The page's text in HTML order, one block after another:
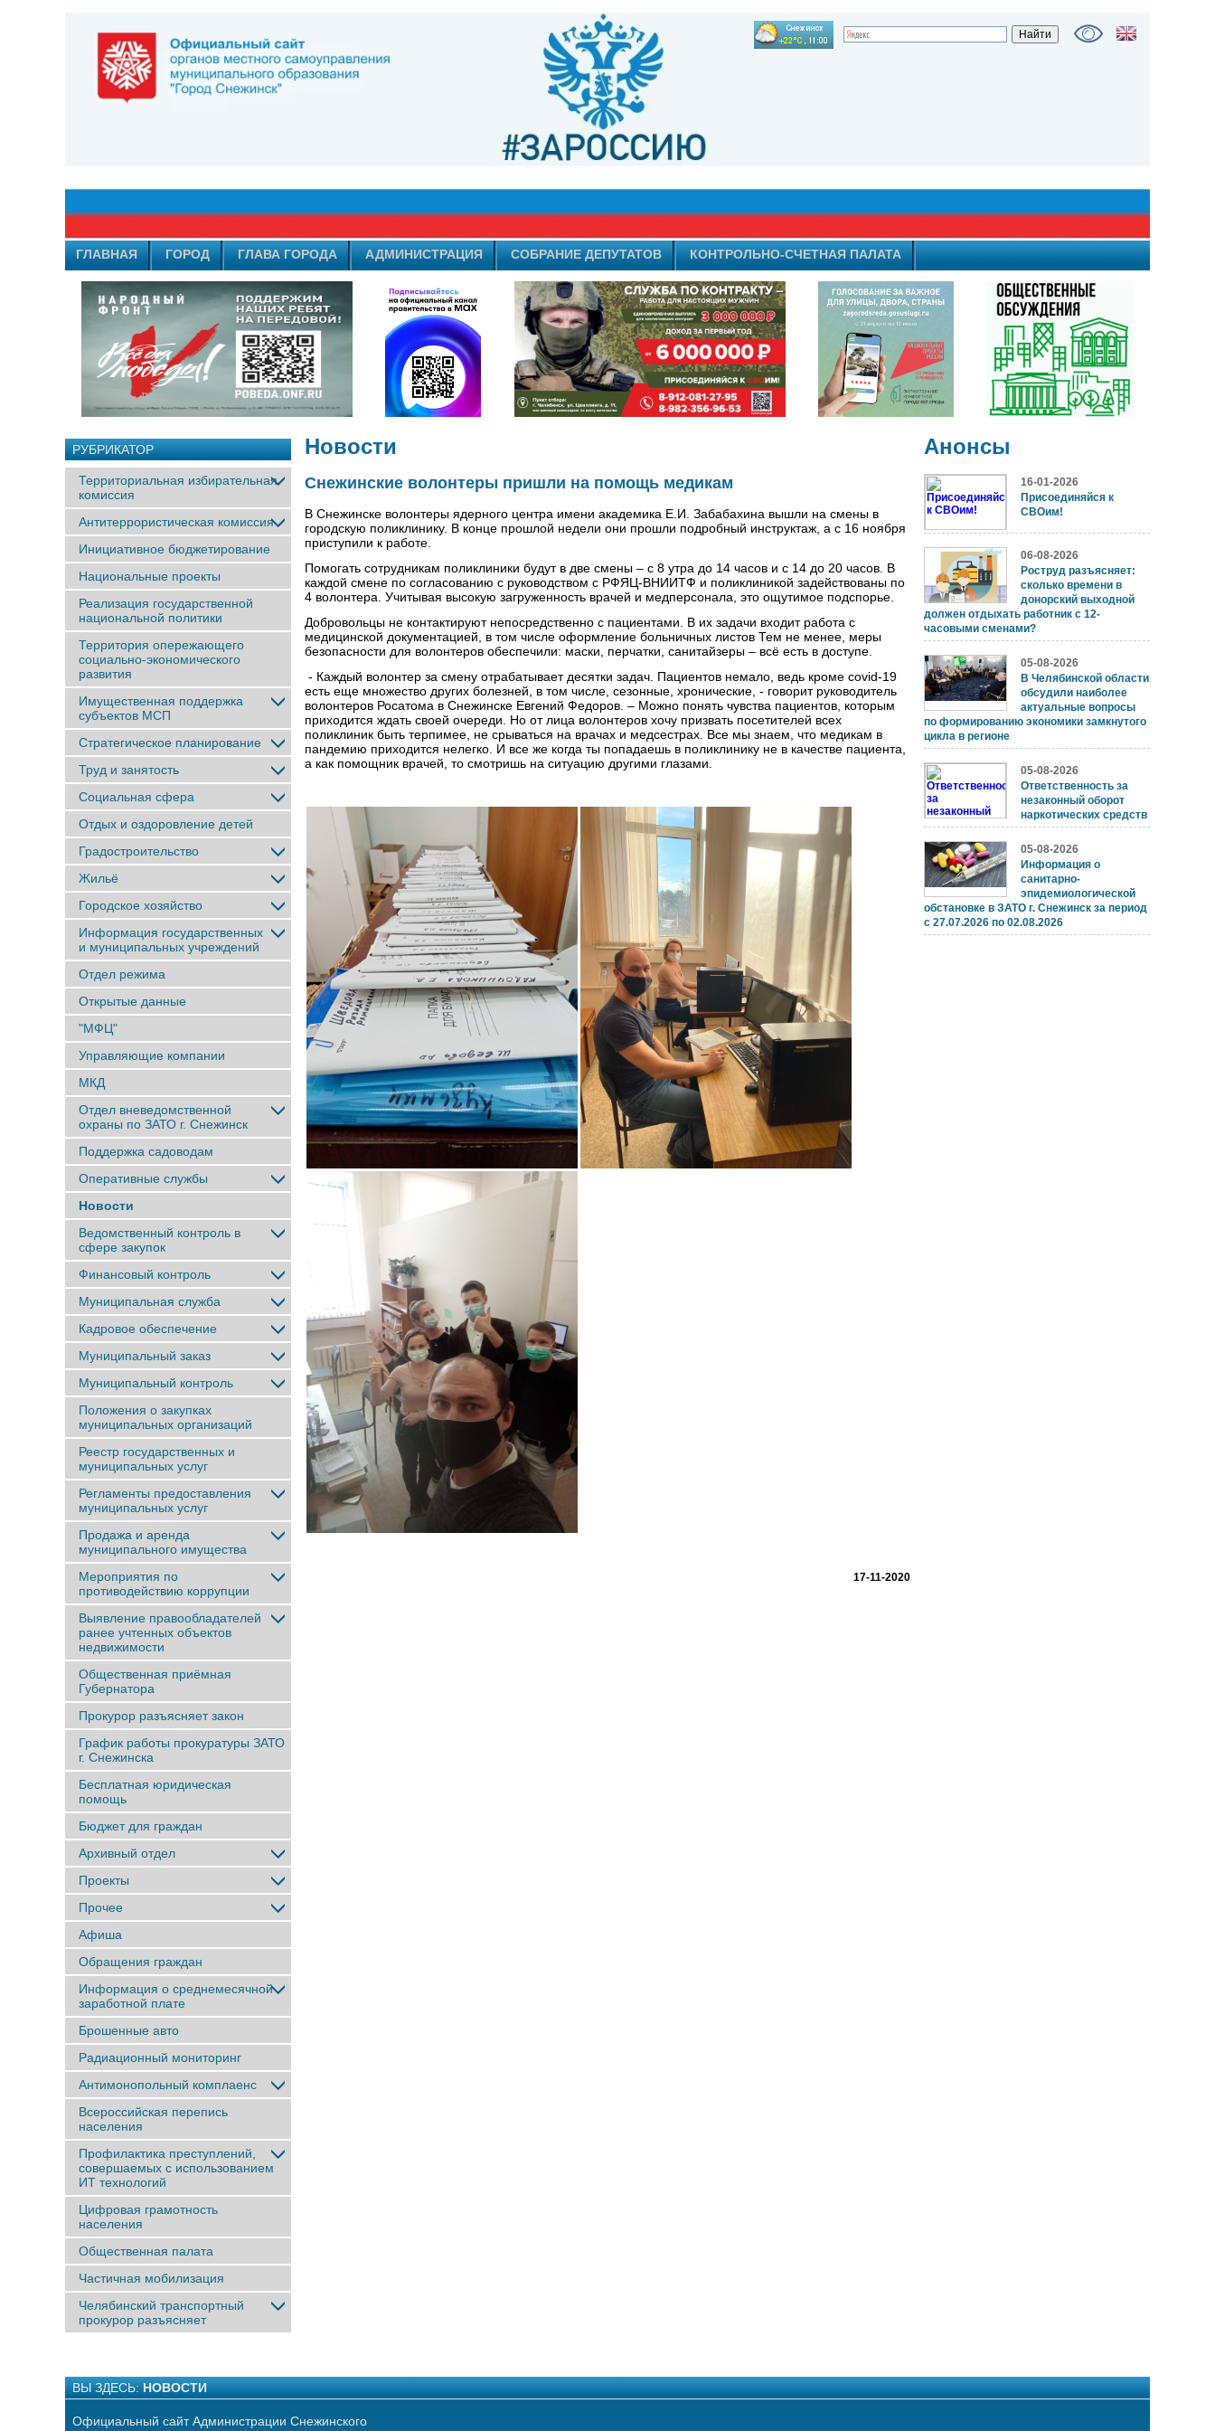
ГЛАВНАЯ ГОРОД ГЛАВА ГОРОДА АДМИНИСТРАЦИЯ СОБРАНИЕ ДЕПУТАТОВ КОНТРОЛЬНО-СЧЕТНАЯ ПАЛАТА
РУБРИКАТОР
Территориальная избирательная
комиссия
Антитеррористическая комиссия
Инициативное бюджетирование
Национальные проекты
Реализация государственной
национальной политики
Территория опережающего
социально-экономического
развития
Имущественная поддержка
субъектов МСП
Стратегическое планирование
Труд и занятость
Социальная сфера
Отдых и оздоровление детей
Градостроительство
Жильё
Городское хозяйство
Информация государственных
и муниципальных учреждений
Отдел режима
Открытые данные
"МФЦ"
Управляющие компании
МКД
Отдел вневедомственной
охраны по ЗАТО г. Снежинск
Поддержка садоводам
Оперативные службы
Новости
Ведомственный контроль в
сфере закупок
Финансовый контроль
Муниципальная служба
Кадровое обеспечение
Муниципальный заказ
Муниципальный контроль
Положения о закупках
муниципальных организаций
Реестр государственных и
муниципальных услуг
Регламенты предоставления
муниципальных услуг
Продажа и аренда
муниципального имущества
Мероприятия по
противодействию коррупции
Выявление правообладателей
ранее учтенныx объектов
недвижимости
Общественная приёмная
Губернатора
Прокурор разъясняет закон
График работы прокуратуры ЗАТО
г. Снежинска
Бесплатная юридическая
помощь
Бюджет для граждан
Архивный отдел
Проекты
Прочее
Афиша
Обращения граждан
Информация о среднемесячной
заработной плате
Брошенные авто
Радиационный мониторинг
Антимонопольный комплаенс
Всероссийская перепись
населения
Профилактика преступлений,
совершаемых с использованием
ИТ технологий
Цифровая грамотность
населения
Общественная палата
Частичная мобилизация
Челябинский транспортный
прокурор разъясняет
Новости
Снежинские волонтеры пришли на помощь медикам
В Снежинске волонтеры ядерного центра имени академика Е.И. Забабахина вышли на смены в
городскую поликлинику. В конце прошлой недели они прошли подробный инструктаж, а с 16 ноября
приступили к работе.
Помогать сотрудникам поликлиники будут в две смены – с 8 утра до 14 часов и с 14 до 20 часов. В
каждой смене по согласованию с руководством с РФЯЦ-ВНИИТФ и поликлиникой задействованы по
4 волонтера. Учитывая высокую загруженность врачей и медперсонала, это ощутимое подспорье.
Добровольцы не контактируют непосредственно с пациентами. В их задачи входит работа с
медицинской документацией, в том числе оформление больничных листов Тем не менее, меры
безопасности для волонтеров обеспечили: маски, перчатки, санитайзеры – всё есть в доступе.
- Каждый волонтер за смену отрабатывает десятки задач. Пациентов немало, ведь кроме covid-19
есть еще множество других болезней, в том числе, сезонные, хронические, - говорит руководитель
волонтеров Росатома в Снежинске Евгений Федоров. – Можно понять чувства пациентов, которым
приходится ждать своей очереди. Но от лица волонтеров хочу призвать посетителей всех
поликлиник быть терпимее, не срываться на врачах и медсестрах. Все мы знаем, что медикам в
пандемию приходится нелегко. И все же когда ты попадаешь в поликлинику не в качестве пациента,
а как помощник врачей, то смотришь на ситуацию другими глазами.
17-11-2020
Анонсы
16-01-2026
Присоединяйся к
СВОим!
06-08-2026
Роструд разъясняет:
сколько времени в
донорский выходной
должен отдыхать работник с 12-
часовыми сменами?
05-08-2026
В Челябинской области
обсудили наиболее
актуальные вопросы
по формированию экономики замкнутого
цикла в регионе
05-08-2026
Ответственность за
незаконный оборот
наркотических средств
05-08-2026
Информация о
санитарно-
эпидемиологической
обстановке в ЗАТО г. Снежинск за период
с 27.07.2026 по 02.08.2026
ВЫ ЗДЕСЬ: НОВОСТИ
Официальный сайт Администрации Снежинского